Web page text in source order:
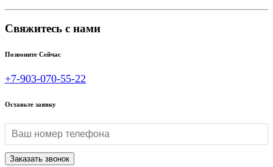
Свяжитесь с нами
Позвоните Сейчас
+7-903-070-55-22
Оставьте заявку